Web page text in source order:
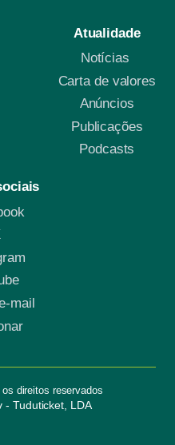
Atualidade
Notícias
Carta de valores
Anúncios
Publicações
Podcasts
mail
direitos reservados
- Tuduticket, LDA